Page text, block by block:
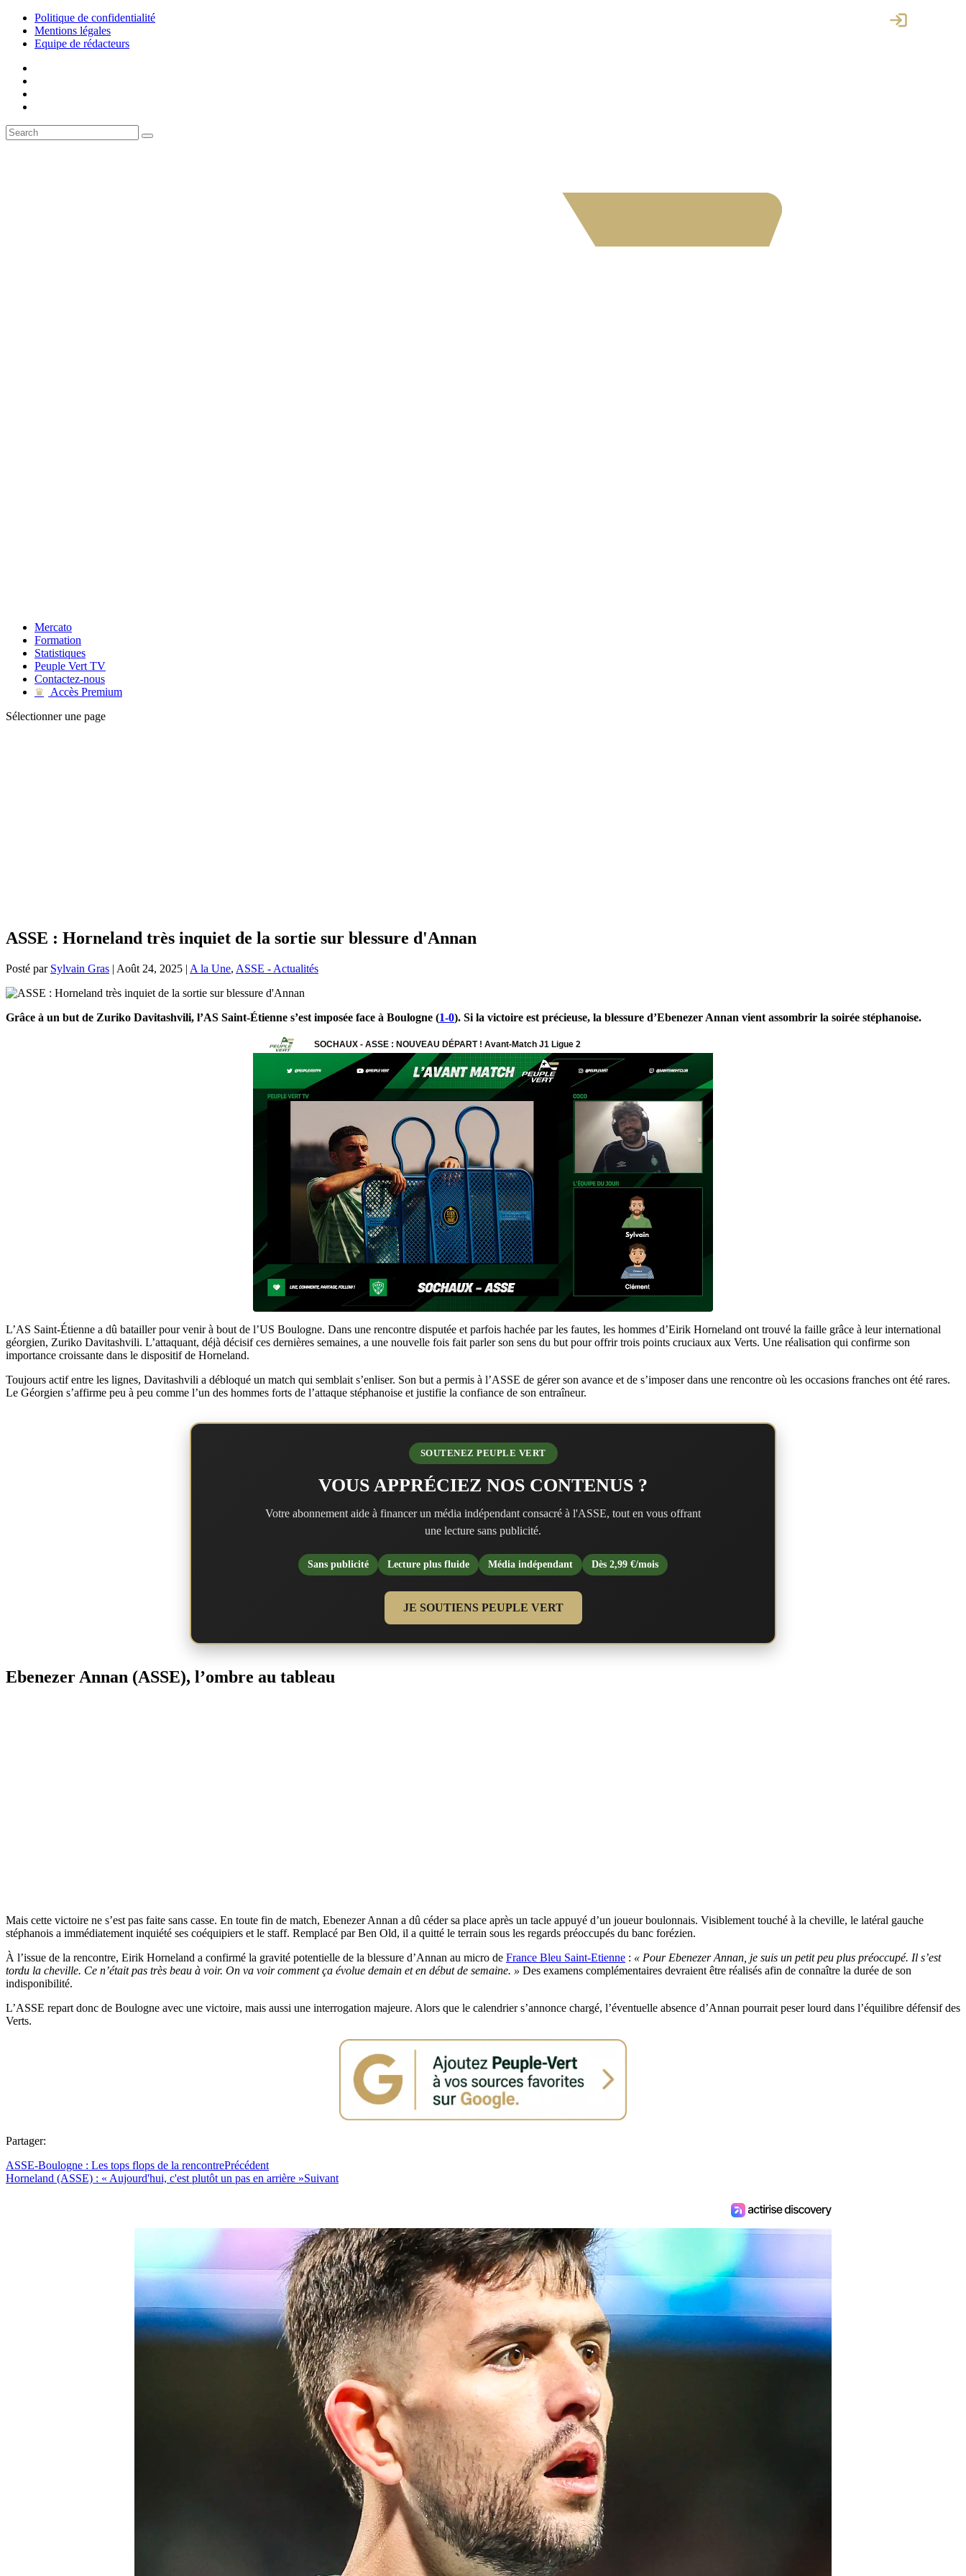
Politique de confidentialité
Mentions légales
Equipe de rédacteurs
Mercato
Formation
Statistiques
Peuple Vert TV
Contactez-nous
♛
Accès Premium
Sélectionner une page
ASSE : Horneland très inquiet de la sortie sur blessure d'Annan
Posté par Sylvain Gras | Août 24, 2025 | A la Une, ASSE - Actualités
Grâce à un but de Zuriko Davitashvili, l’AS Saint-Étienne s’est imposée face à Boulogne (1-0). Si la victoire est précieuse, la blessure d’Ebenezer Annan vient assombrir la soirée stéphanoise.
L’AS Saint-Étienne a dû batailler pour venir à bout de l’US Boulogne. Dans une rencontre disputée et parfois hachée par les fautes, les hommes d’Eirik Horneland ont trouvé la faille grâce à leur international
géorgien, Zuriko Davitashvili. L’attaquant, déjà décisif ces dernières semaines, a une nouvelle fois fait parler son sens du but pour offrir trois points cruciaux aux Verts. Une réalisation qui confirme son
importance croissante dans le dispositif de Horneland.
Toujours actif entre les lignes, Davitashvili a débloqué un match qui semblait s’enliser. Son but a permis à l’ASSE de gérer son avance et de s’imposer dans une rencontre où les occasions franches ont été rares.
Le Géorgien s’affirme peu à peu comme l’un des hommes forts de l’attaque stéphanoise et justifie la confiance de son entraîneur.
SOUTENEZ PEUPLE VERT
VOUS APPRÉCIEZ NOS CONTENUS ?
Votre abonnement aide à financer un média indépendant consacré à l'ASSE, tout en vous offrant
une lecture sans publicité.
Sans publicité Lecture plus fluide Média indépendant Dès 2,99 €/mois
JE SOUTIENS PEUPLE VERT
Ebenezer Annan (ASSE), l’ombre au tableau
Mais cette victoire ne s’est pas faite sans casse. En toute fin de match, Ebenezer Annan a dû céder sa place après un tacle appuyé d’un joueur boulonnais. Visiblement touché à la cheville, le latéral gauche
stéphanois a immédiatement inquiété ses coéquipiers et le staff. Remplacé par Ben Old, il a quitté le terrain sous les regards préoccupés du banc forézien.
À l’issue de la rencontre, Eirik Horneland a confirmé la gravité potentielle de la blessure d’Annan au micro de France Bleu Saint-Etienne : « Pour Ebenezer Annan, je suis un petit peu plus préoccupé. Il s’est
tordu la cheville. Ce n’était pas très beau à voir. On va voir comment ça évolue demain et en début de semaine. » Des examens complémentaires devraient être réalisés afin de connaître la durée de son
indisponibilité.
L’ASSE repart donc de Boulogne avec une victoire, mais aussi une interrogation majeure. Alors que le calendrier s’annonce chargé, l’éventuelle absence d’Annan pourrait peser lourd dans l’équilibre défensif des
Verts.
Partager:
ASSE-Boulogne : Les tops flops de la rencontrePrécédent
Horneland (ASSE) : « Aujourd'hui, c'est plutôt un pas en arrière »Suivant